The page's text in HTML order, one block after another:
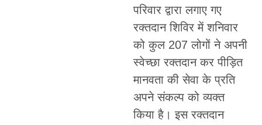
परिवार द्वारा लगाए गए
रक्तदान शिविर में शनिवार
को कुल 207 लोगों ने अपनी
स्वेच्छा रक्तदान कर पीड़ित
मानवता की सेवा के प्रति
अपने संकल्प को व्यक्त
किया है। इस रक्तदान